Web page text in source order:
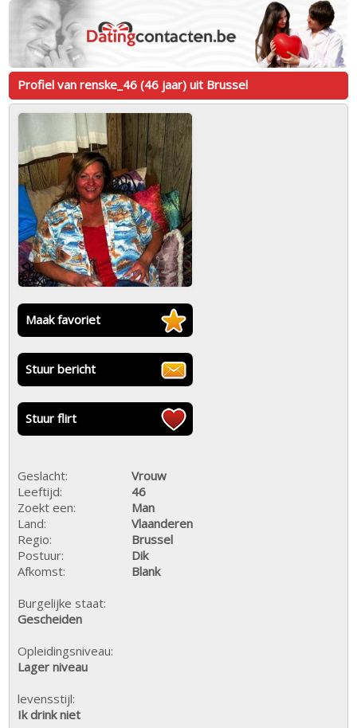
Profiel van renske_46 (46 jaar) uit Brussel
Maak favoriet
Stuur bericht
Stuur flirt
Geslacht:
Vrouw
Leeftijd:
46
Zoekt een:
Man
Land:
Vlaanderen
Regio:
Brussel
Postuur:
Dik
Afkomst:
Blank
Burgelijke staat:
Gescheiden
Opleidingsniveau:
Lager niveau
levensstijl:
Ik drink niet